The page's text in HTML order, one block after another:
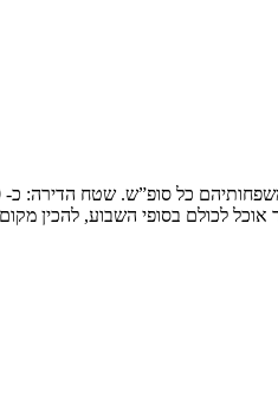
לכולם בסופי השבוע, להכין